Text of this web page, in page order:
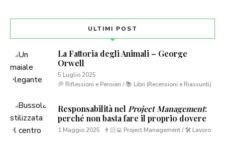
ULTIMI POST
La Fattoria degli Animali – George
Orwell
5 Luglio 2025
💭 Riflessioni e Pensieri / 📚 Libri (Recensioni e Riassunti)
Responsabilità nel Project Management:
perché non basta fare il proprio dovere
1 Maggio 2025 👨🏻‍💻 Project Management / 🛠 Lavoro